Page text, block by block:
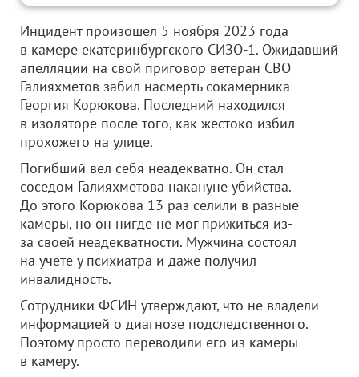
Инцидент произошел 5 ноября 2023 года
в камере екатеринбургского СИЗО-1. Ожидавший
апелляции на свой приговор ветеран СВО
Галияхметов забил насмерть сокамерника
Георгия Корюкова. Последний находился
в изоляторе после того, как жестоко избил
прохожего на улице.
Погибший вел себя неадекватно. Он стал
соседом Галияхметова накануне убийства.
До этого Корюкова 13 раз селили в разные
камеры, но он нигде не мог прижиться из-
за своей неадекватности. Мужчина состоял
на учете у психиатра и даже получил
инвалидность.
Сотрудники ФСИН утверждают, что не владели
информацией о диагнозе подследственного.
Поэтому просто переводили его из камеры
в камеру.